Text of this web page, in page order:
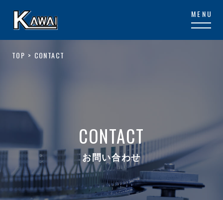
TOP CONTACT
CONTACT
お問い合わせ